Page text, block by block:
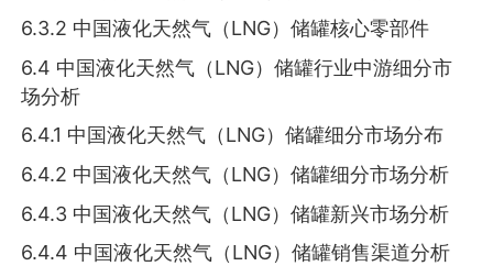
6.3.2 中国液化天然气（LNG）储罐核心零部件
6.4 中国液化天然气（LNG）储罐行业中游细分市
场分析
6.4.1 中国液化天然气（LNG）储罐细分市场分布
6.4.2 中国液化天然气（LNG）储罐细分市场分析
6.4.3 中国液化天然气（LNG）储罐新兴市场分析
6.4.4 中国液化天然气（LNG）储罐销售渠道分析